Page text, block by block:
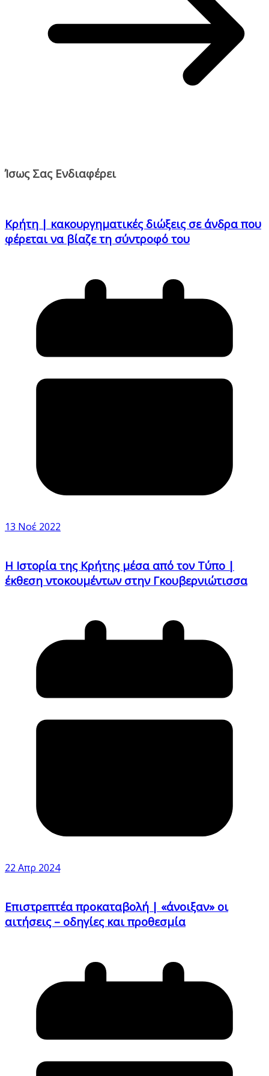
Ίσως Σας Ενδιαφέρει
Κρήτη | κακουργηματικές διώξεις σε άνδρα που
φέρεται να βίαζε τη σύντροφό του
13 Νοέ 2022
Η Ιστορία της Κρήτης μέσα από τον Τύπο |
έκθεση ντοκουμέντων στην Γκουβερνιώτισσα
22 Απρ 2024
Επιστρεπτέα προκαταβολή | «άνοιξαν» οι
αιτήσεις – οδηγίες και προθεσμία